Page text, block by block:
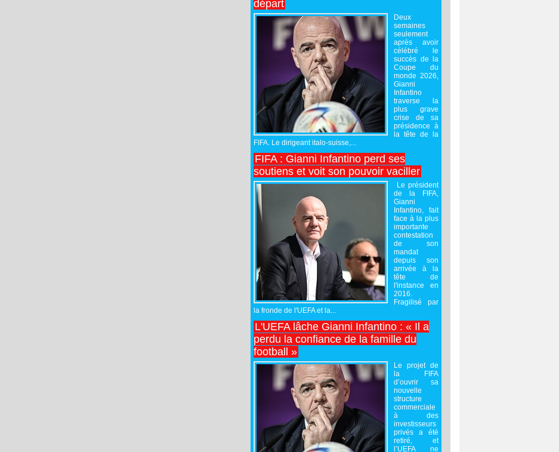
départ
Deux
semaines
seulement
après avoir
célébré le
succès de la
Coupe du
monde 2026,
Gianni
Infantino
traverse la
plus grave
crise de sa
présidence à
la tête de la
FIFA. Le dirigeant italo-suisse,...
FIFA : Gianni Infantino perd ses
soutiens et voit son pouvoir vaciller
Le président
de la FIFA,
Gianni
Infantino, fait
face à la plus
importante
contestation
de son
mandat
depuis son
arrivée à la
tête de
l'instance en
2016.
Fragilisé par
la fronde de l'UEFA et la...
L'UEFA lâche Gianni Infantino : « Il a
perdu la confiance de la famille du
football »
Le projet de
la FIFA
d’ouvrir sa
nouvelle
structure
commerciale
à des
investisseurs
privés a été
retiré, et
l’UEFA ne